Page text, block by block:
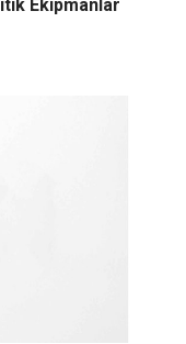
Ekipmanlar